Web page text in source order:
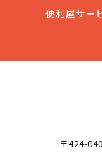
便利屋サー
〒424-